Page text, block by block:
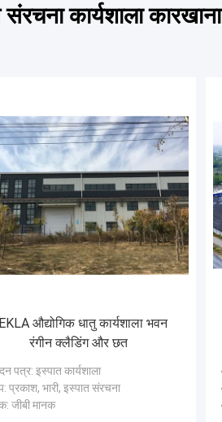
कार्यशाला कारखाना
औद्योगिक धातु कार्यशाला भवन
रंगीन क्लैडिंग और छत
पत्र: इस्पात कार्यशाला
: प्रकाश, भारी, इस्पात संरचना
: जीबी मानक